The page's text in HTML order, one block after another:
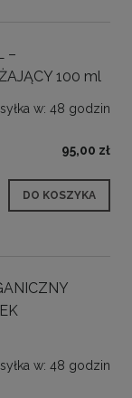
–
100 ml
w: 48 godzin
95,00 zł
DO KOSZYKA
w: 48 godzin